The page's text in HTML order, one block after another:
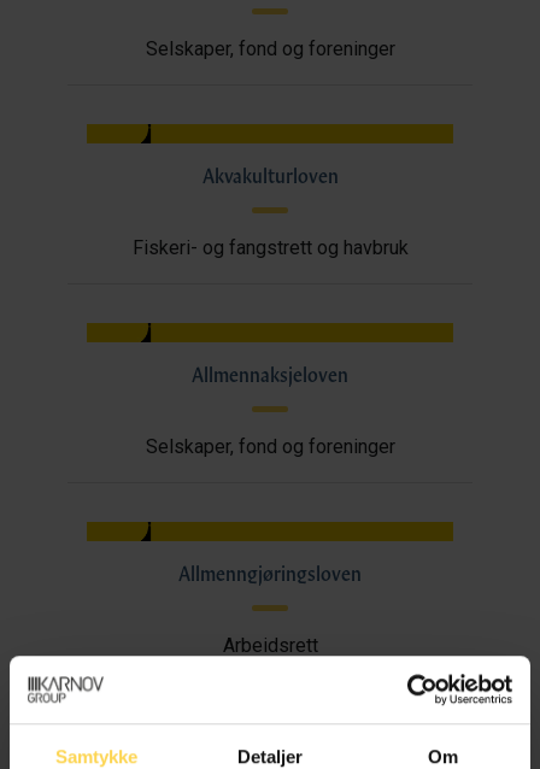
Samtykke Detaljer Om
Selskaper, fond og foreninger
Akvakulturloven
Fiskeri- og fangstrett og havbruk
Allmennaksjeloven
Selskaper, fond og foreninger
Allmenngjøringsloven
Arbeidsrett